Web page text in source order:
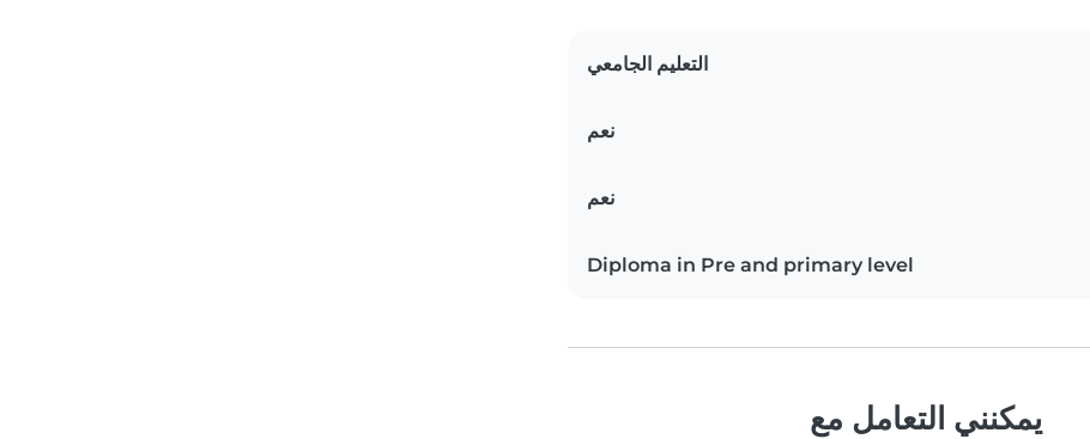
التعليم الجامعي
نعم
نعم
Diploma in Pre and primary level
يمكنني التعامل مع